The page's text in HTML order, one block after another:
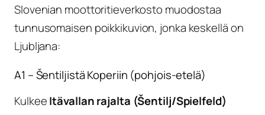
Slovenian moottoritieverkosto muodostaa
tunnusomaisen poikkikuvion, jonka keskellä on
Ljubljana:
A1 – Šentiljistä Koperiin (pohjois-etelä)
KulkeeItävallan rajalta (Šentilj/Spielfeld)